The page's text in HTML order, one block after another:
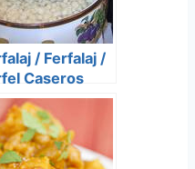
/ Ferfalaj /
Caseros